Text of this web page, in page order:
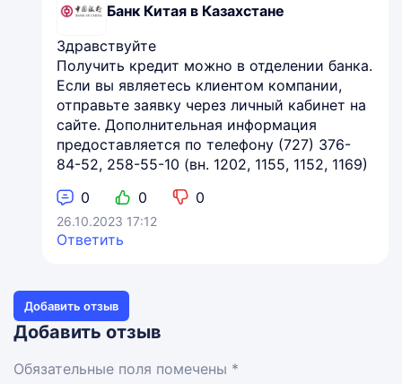
Банк Китая в Казахстане
Здравствуйте
Получить кредит можно в отделении банка.
Если вы являетесь клиентом компании,
отправьте заявку через личный кабинет на
сайте. Дополнительная информация
предоставляется по телефону (727) 376-
84-52, 258-55-10 (вн. 1202, 1155, 1152, 1169)
0
0 0
26.10.2023 17:12
Ответить
Добавить отзыв
Добавить отзыв
Обязательные поля помечены *